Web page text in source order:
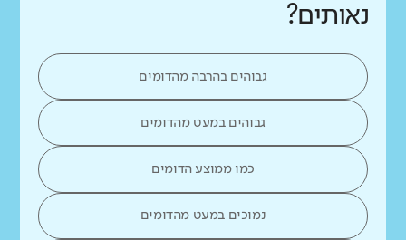
נאותים?
גבוהים בהרבה מהדומים
גבוהים במעט מהדומים
כמו ממוצע הדומים
נמוכים במעט מהדומים